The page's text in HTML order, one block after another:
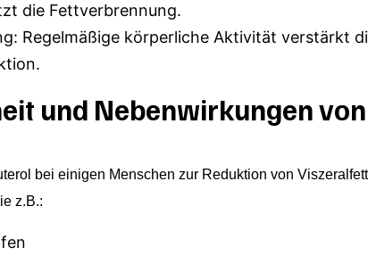
die Fettverbrennung.
Regelmäßige körperliche Aktivität verstärkt
und Nebenwirkungen
bei einigen Menschen zur Reduktion von
z.B.: